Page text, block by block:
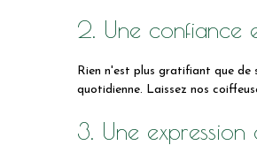
2. Une confiance
Rien n'est plus gratifiant que de
quotidienne. Laissez nos
3. Une